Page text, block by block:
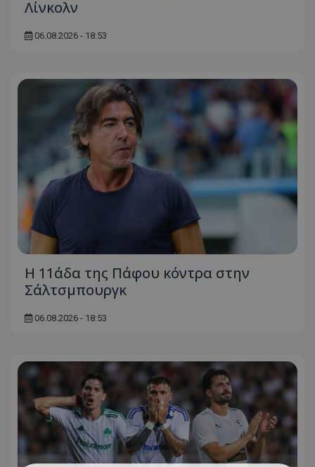
Λίνκολν
06.08.2026 - 18:53
Η 11άδα της Πάφου κόντρα στην
Σάλτσμπουργκ
06.08.2026 - 18:53